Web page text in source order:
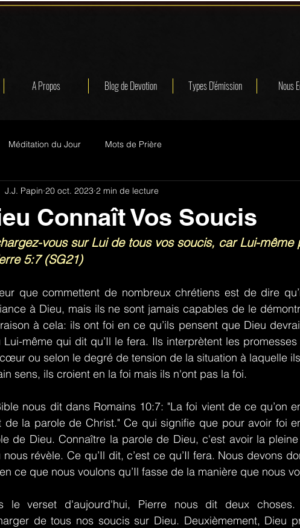
A Propos Blog de Devotion Types D'émission Nous
Méditation du Jour Mots de Prière
Connaît Vos Soucis
J.J. Papin 20 oct. 2023 2 min de lecture
vous sur Lui de tous vos soucis, car Lui-même
5:7 (SG21)
que commettent de nombreux chrétiens est de dire
à Dieu, mais ils ne sont jamais capables de le
à cela: ils ont foi en ce qu’ils pensent que Dieu
Lui-même qui dit qu’Il le fera. Ils interprètent les
ou selon le degré de tension de la situation à laquelle
sens, ils croient en la foi mais ils n'ont pas la foi.
nous dit dans Romains 10:7: "La foi vient de ce qu’on
de la parole de Christ." Ce qui signifie que pour avoir foi
de Dieu. Connaître la parole de Dieu, c'est avoir la
nous révèle. Ce qu’Il dit, c’est ce qu’Il fera. Nous devons
ce que nous voulons qu’Il fasse de la manière que nous
le verset d'aujourd'hui, Pierre nous dit deux choses.
de tous nos soucis sur Dieu. Deuxièmement, Dieu